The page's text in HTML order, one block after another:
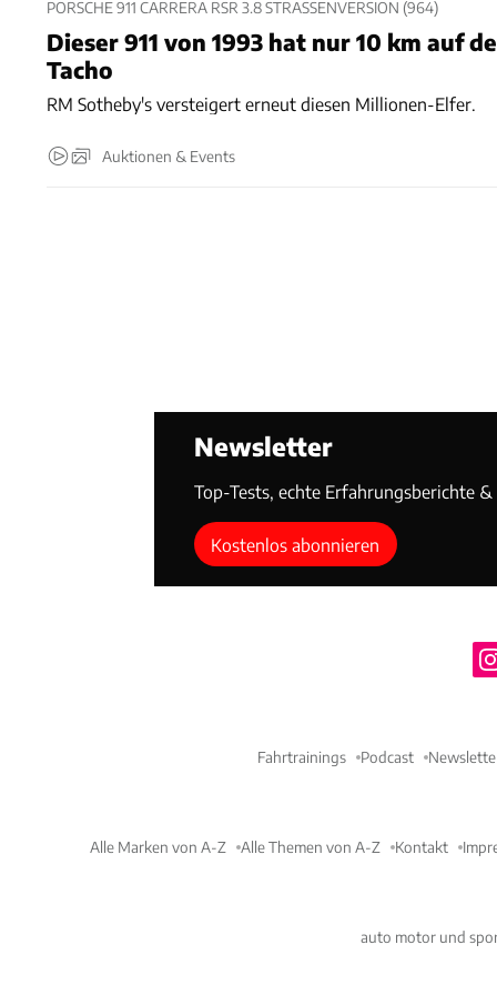
PORSCHE 911 CARRERA RSR 3.8 STRASSENVERSION (964)
Dieser 911 von 1993 hat nur 10 km auf
Tacho
RM Sotheby's versteigert erneut diesen Millionen-Elfer.
Auktionen & Events
Newsletter
Top-Tests, echte Erfahrungsberichte
Kostenlos abonnieren
Fahrtrainings Podcast
Alle Marken von A-Z Alle Themen von A-Z Kontakt
auto motor und